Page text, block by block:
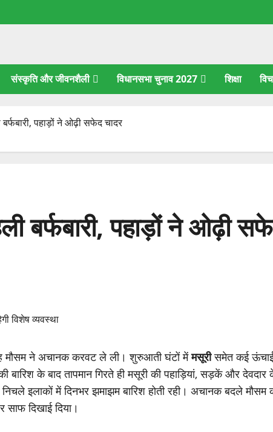
संस्कृति और जीवनशैली विधानसभा चुनाव 2027 शिक्षा
पहाड़ों ने ओढ़ी सफेद चादर
बर्फबारी, पहाड़ों ने ओढ़ी
मौसम ने अचानक करवट ले ली। शुरुआती घंटों मेंमसूरीसमेत कई
बारिश के बाद तापमान गिरते ही मसूरी की पहाड़ियां, सड़कें और
इलाकों में दिनभर झमाझम बारिश होती रही। अचानक बदले मौसम
साफ दिखाई दिया।